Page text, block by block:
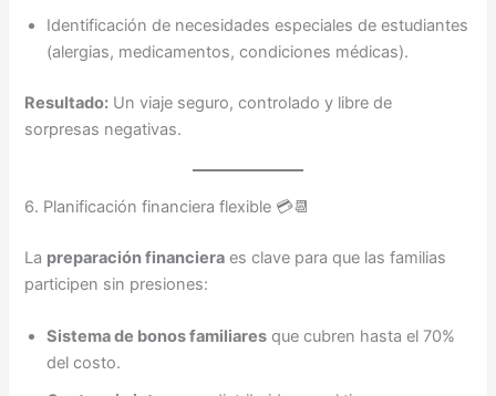
Identificación de necesidades especiales de estudiantes
(alergias, medicamentos, condiciones médicas).
Resultado: Un viaje seguro, controlado y libre de
sorpresas negativas.
6. Planificación financiera flexible 💳📆
La preparación financiera es clave para que las familias
participen sin presiones:
Sistema de bonos familiares que cubren hasta el 70%
del costo.